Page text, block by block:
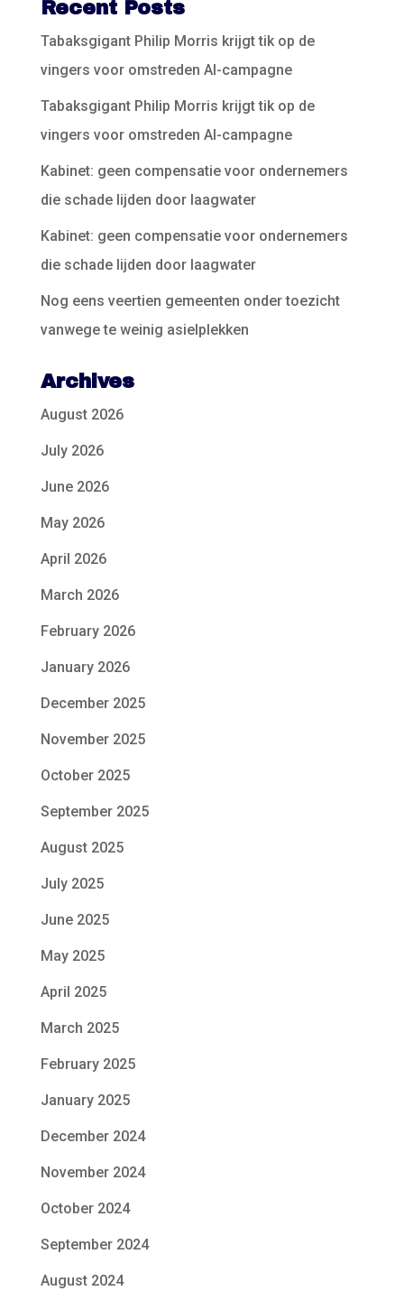
Recent Posts
Tabaksgigant Philip Morris krijgt tik op de
vingers voor omstreden AI-campagne
Tabaksgigant Philip Morris krijgt tik op de
vingers voor omstreden AI-campagne
Kabinet: geen compensatie voor ondernemers
die schade lijden door laagwater
Kabinet: geen compensatie voor ondernemers
die schade lijden door laagwater
Nog eens veertien gemeenten onder toezicht
vanwege te weinig asielplekken
Archives
August 2026
July 2026
June 2026
May 2026
April 2026
March 2026
February 2026
January 2026
December 2025
November 2025
October 2025
September 2025
August 2025
July 2025
June 2025
May 2025
April 2025
March 2025
February 2025
January 2025
December 2024
November 2024
October 2024
September 2024
August 2024